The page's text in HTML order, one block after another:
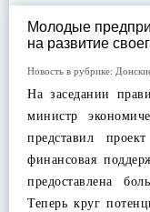
Молодые
на развитие
Новость в рубрике:
На заседании
министр
представил
финансовая
предоставлена
Теперь круг